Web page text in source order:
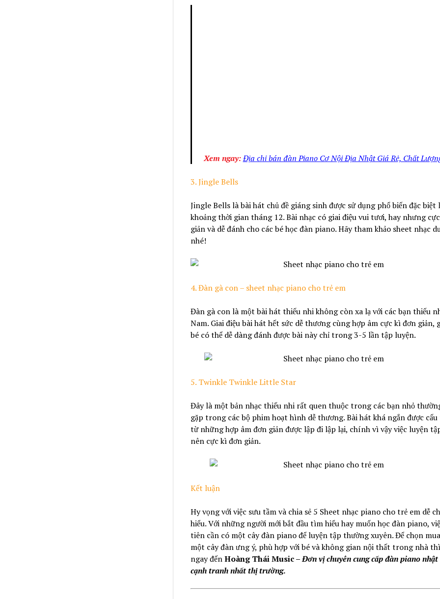
Xem ngay:Địa chỉ bán đàn Piano Cơ Nội Địa Nhật Giá Rẻ, Chất
3. Jingle Bells
Jingle Bells là bài hát chủ đề giáng sinh được sử dụng phổ biến đặc biệt
khoảng thời gian tháng 12. Bài nhạc có giai điệu vui tươi, hay nhưng
giản và dễ đánh cho các bé học đàn piano. Hãy tham khảo sheet nhạc
nhé!
4. Đàn gà con – sheet nhạc piano cho trẻ em
Đàn gà con là một bài hát thiếu nhi không còn xa lạ với các bạn thiếu
Nam. Giai điệu bài hát hết sức dễ thương cùng hợp âm cực kì đơn giản,
bé có thể dễ dàng đánh được bài này chỉ trong 3-5 lần tập luyện.
5. Twinkle Twinkle Little Star
Đây là một bản nhạc thiếu nhi rất quen thuộc trong các bạn nhỏ
gặp trong các bộ phim hoạt hình dễ thương. Bài hát khá ngắn được
từ những hợp âm đơn giản được lập đi lập lại, chính vì vậy việc luyện
nên cực kì đơn giản.
Kết luận
Hy vọng với việc sưu tầm và chia sẻ 5 Sheet nhạc piano cho trẻ em dễ
hiểu. Với những người mới bắt đầu tìm hiểu hay muốn học đàn piano,
tiên cần có một cây đàn piano để luyện tập thường xuyên. Để chọn
một cây đàn ưng ý, phù hợp với bé và không gian nội thất trong nhà
ngay đếnHoàng Thái Music –Đơn vị chuyên cung cấp đàn piano nhật
cạnh tranh nhất thị trường.